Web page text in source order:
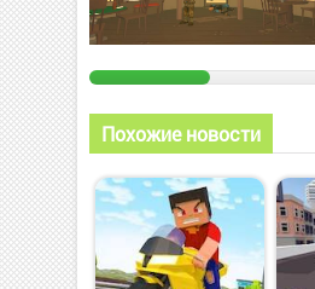
Похожие новости